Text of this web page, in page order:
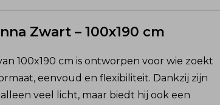
Zwart – 100x190 cm
100x190 cm is ontworpen voor wie zoekt
eenvoud en flexibiliteit. Dankzij zijn
veel licht, maar biedt hij ook een